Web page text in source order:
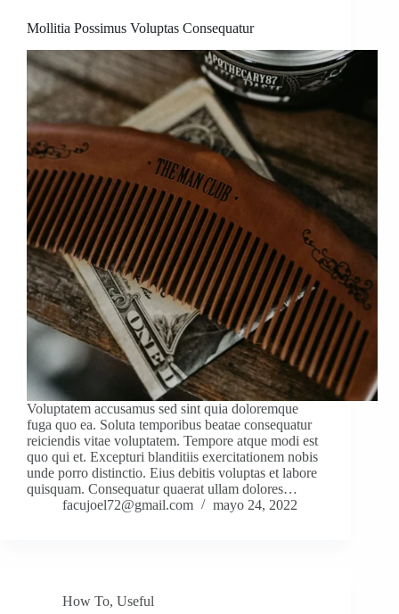
Mollitia Possimus Voluptas Consequatur
Voluptatem accusamus sed sint quia doloremque
fuga quo ea. Soluta temporibus beatae consequatur
reiciendis vitae voluptatem. Tempore atque modi est
quo qui et. Excepturi blanditiis exercitationem nobis
unde porro distinctio. Eius debitis voluptas et labore
quisquam. Consequatur quaerat ullam dolores…
facujoel72@gmail.com
mayo 24, 2022
How To, Useful